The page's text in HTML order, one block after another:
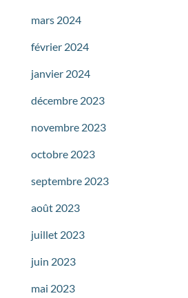
mars 2024
février 2024
janvier 2024
décembre 2023
novembre 2023
octobre 2023
septembre 2023
août 2023
juillet 2023
juin 2023
mai 2023